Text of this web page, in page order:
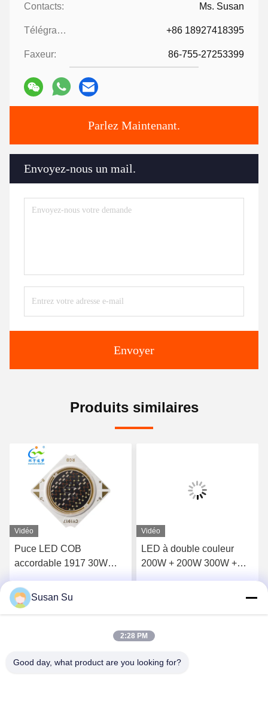
Contacts: Ms. Susan
Télégramme: +86 18927418395
Faxeur: 86-755-27253399
Parlez Maintenant.
Envoyez-nous un mail.
Envoyer
Produits similaires
Vidéo
Puce LED COB
accordable 1917 30W
bleu LED COB 300Ma
Vidéo
LED à double couleur
200W + 200W 300W +
Susan Su
2:28 PM
Good day, what product are you looking for?